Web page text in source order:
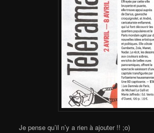
Je pense qu’il n’y a rien à ajouter !! ;o)